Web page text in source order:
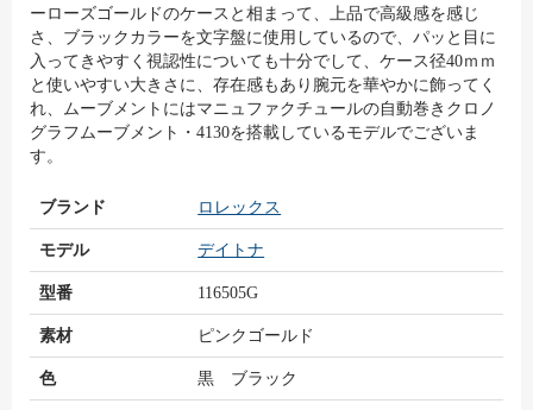
ーローズゴールドのケースと相まって、上品で高級感を感じ
さ、ブラックカラーを文字盤に使用しているので、パッと目に
入ってきやすく視認性についても十分でして、ケース径40ｍｍ
と使いやすい大きさに、存在感もあり腕元を華やかに飾ってく
れ、ムーブメントにはマニュファクチュールの自動巻きクロノ
グラフムーブメント・4130を搭載しているモデルでございま
す。
ブランド ロレックス
モデル デイトナ
型番 116505G
素材 ピンクゴールド
色 黒 ブラック